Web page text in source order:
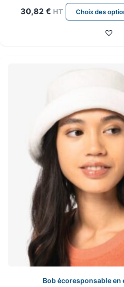
30,82 € HT Choix des
Bob écoresponsable en